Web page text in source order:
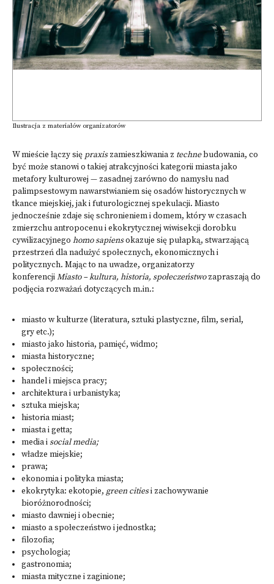
Ilustracja z materiałów organizatorów
W mieście łączy się praxiszamieszkiwania z technebudowania, co
być może stanowi o takiej atrakcyjności kategorii miasta jako
metafory kulturowej — zasadnej zarówno do namysłu nad
palimpsestowym nawarstwianiem się osadów historycznych w
tkance miejskiej, jak i futurologicznej spekulacji. Miasto
jednocześnie zdaje się schronieniem i domem, który w czasach
zmierzchu antropocenu i ekokrytycznej wiwisekcji dorobku
cywilizacyjnego homo sapiensokazuje się pułapką, stwarzającą
przestrzeń dla nadużyć społecznych, ekonomicznych i
politycznych. Mając to na uwadze, organizatorzy
konferencjiMiasto – kultura, historia, społeczeństwozapraszają do
podjęcia rozważań dotyczących m.in.:
miasto w kulturze (literatura, sztuki plastyczne, film, serial,
gry etc.);
miasto jako historia, pamięć, widmo;
miasta historyczne;
społeczności;
handel i miejsca pracy;
architektura i urbanistyka;
sztuka miejska;
historia miast;
miasta i getta;
media isocial media;
władze miejskie;
prawa;
ekonomia i polityka miasta;
ekokrytyka: ekotopie, green citiesi zachowywanie
bioróżnorodności;
miasto dawniej i obecnie;
miasto a społeczeństwo i jednostka;
filozofia;
psychologia;
gastronomia;
miasta mityczne i zaginione;